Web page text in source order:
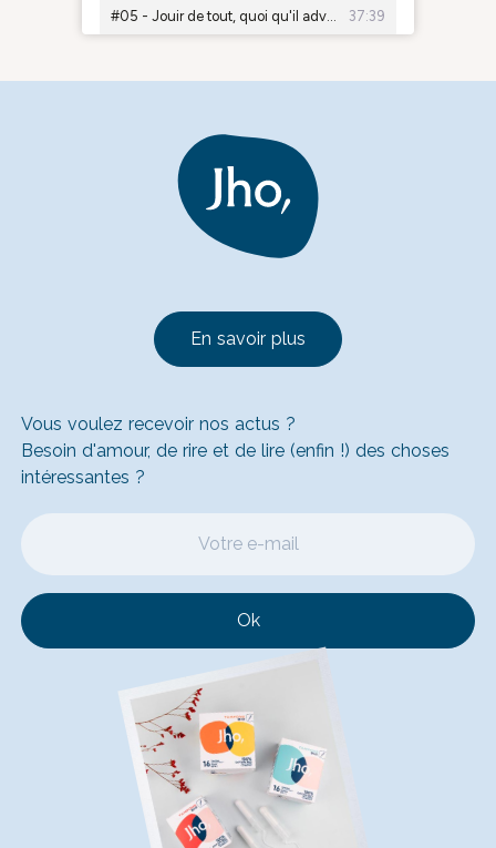
En savoir plus
Vous voulez recevoir nos actus ?
Besoin d'amour, de rire et de lire (enfin !) des choses
intéressantes ?
Ok